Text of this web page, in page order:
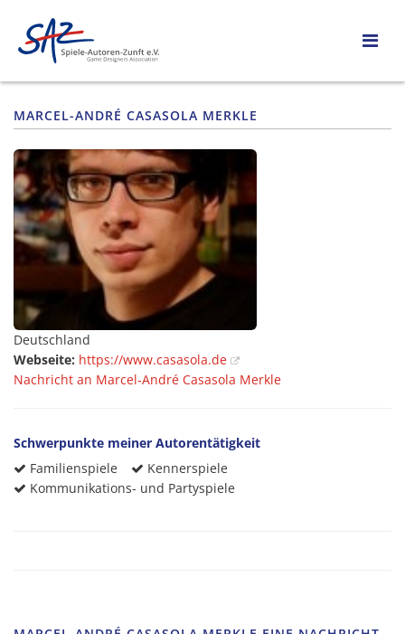
MARCEL-ANDRÉ CASASOLA MERKLE
Deutschland
Webseite: https://www.casasola.de
Nachricht an Marcel-André Casasola Merkle
Schwerpunkte meiner Autorentätigkeit
Familienspiele
Kennerspiele
Kommunikations- und Partyspiele